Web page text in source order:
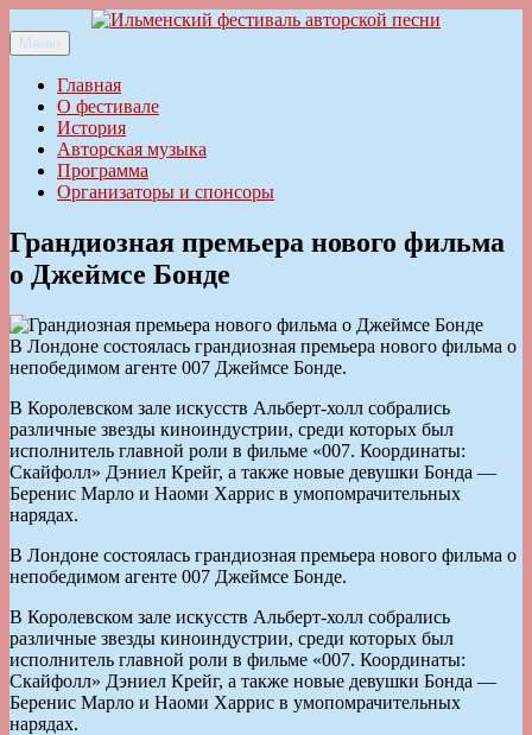
к
содержимому
Ильменский фестиваль авторской песни
Меню
Главная
О фестивале
История
Авторская музыка
Программа
Организаторы и спонсоры
Грандиозная премьера нового фильма
о Джеймсе Бонде
В Лондоне состоялась грандиозная премьера нового фильма о
непобедимом агенте 007 Джеймсе Бонде.
В Королевском зале искусств Альберт-холл собрались
различные звезды киноиндустрии, среди которых был
исполнитель главной роли в фильме «007. Координаты:
Скайфолл» Дэниел Крейг, а также новые девушки Бонда —
Беренис Марло и Наоми Харрис в умопомрачительных
нарядах.
В Лондоне состоялась грандиозная премьера нового фильма о
непобедимом агенте 007 Джеймсе Бонде.
В Королевском зале искусств Альберт-холл собрались
различные звезды киноиндустрии, среди которых был
исполнитель главной роли в фильме «007. Координаты:
Скайфолл» Дэниел Крейг, а также новые девушки Бонда —
Беренис Марло и Наоми Харрис в умопомрачительных
нарядах.